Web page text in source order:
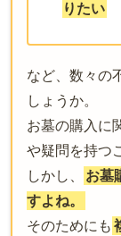
りたい
など、数々の
しょうか。
お墓の購入に
や疑問を持つ
しかし、
お墓
すよね。
そのためにも